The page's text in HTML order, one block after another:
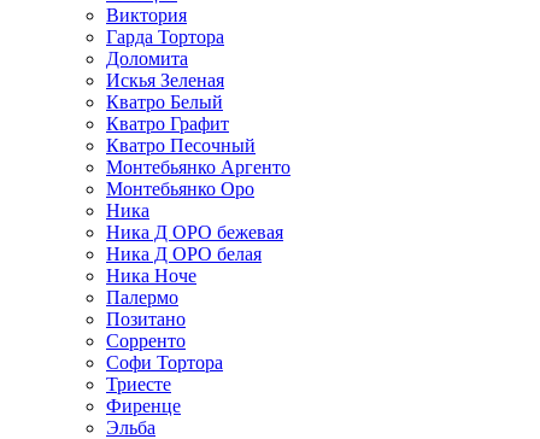
Виктория
Гарда Тортора
Доломита
Искья Зеленая
Кватро Белый
Кватро Графит
Кватро Песочный
Монтебьянко Аргенто
Монтебьянко Оро
Ника
Ника Д ОРО бежевая
Ника Д ОРО белая
Ника Ноче
Палермо
Позитано
Сорренто
Софи Тортора
Триесте
Фиренце
Эльба